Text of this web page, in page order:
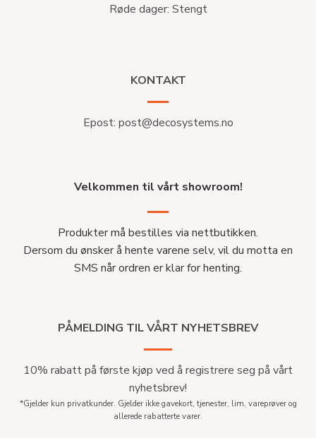
Røde dager: Stengt
KONTAKT
Epost: post@decosystems.no
Velkommen til vårt showroom!
Produkter må bestilles via nettbutikken.
Dersom du ønsker å hente varene selv, vil du motta en
SMS når ordren er klar for henting.
PÅMELDING TIL VÅRT NYHETSBREV
10% rabatt på første kjøp ved å registrere seg på vårt
nyhetsbrev!
*Gjelder kun privatkunder. Gjelder ikke gavekort, tjenester, lim, vareprøver og
allerede rabatterte varer.